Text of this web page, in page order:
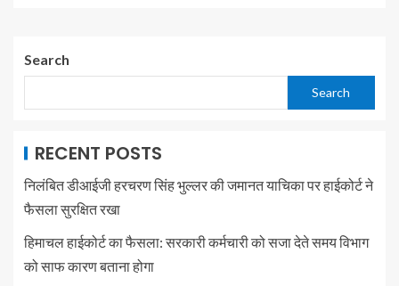
Search
Search
RECENT POSTS
निलंबित डीआईजी हरचरण सिंह भुल्लर की जमानत याचिका पर हाईकोर्ट ने
फैसला सुरक्षित रखा
हिमाचल हाईकोर्ट का फैसला: सरकारी कर्मचारी को सजा देते समय विभाग
को साफ कारण बताना होगा